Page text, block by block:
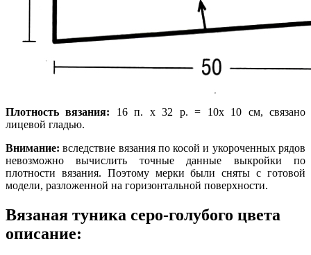
Плотность вязания: 16 п. х 32 р. = 10х 10 см, связано
лицевой гладью.
Внимание: вследствие вязания по косой и укороченных рядов
невозможно вычислить точные данные выкройки по
плотности вязания. Поэтому мерки были сняты с готовой
модели, разложенной на горизонтальной поверхности.
Вязаная туника серо-голубого цвета
описание: